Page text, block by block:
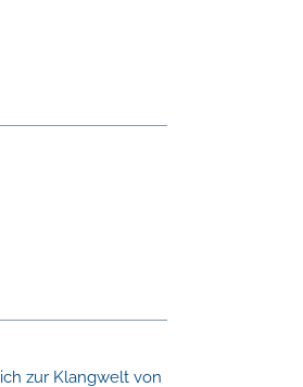
zur Klangwelt von